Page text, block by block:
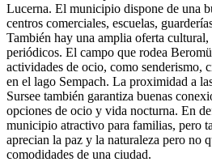
Lucerna. El municipio dispone de una
centros comerciales, escuelas,
También hay una amplia oferta
periódicos. El campo que rodea
actividades de ocio, como senderismo,
en el lago Sempach. La proximidad a
Sursee también garantiza buenas
opciones de ocio y vida nocturna. En
municipio atractivo para familias, pero
aprecian la paz y la naturaleza pero no
comodidades de una ciudad.